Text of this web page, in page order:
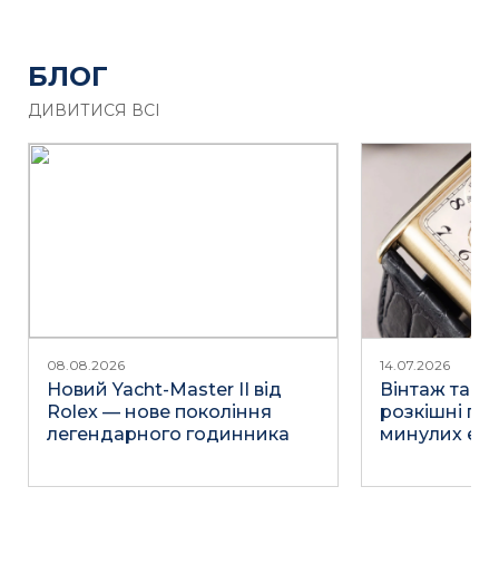
БЛОГ
ДИВИТИСЯ ВСІ
08.08.2026
Новий Yacht-Master II від
Rolex — нове покоління
легендарного годинника
14.07.2026
Вінтаж та
розкішні
минулих